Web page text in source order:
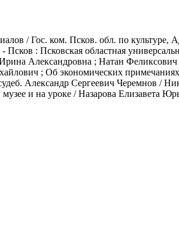
/ Гос. ком. Псков. обл. по
: Псковская областная
Александровна ; Натан
; Об экономических
Александр Сергеевич Черемнов /
и на уроке / Назарова Елизавета